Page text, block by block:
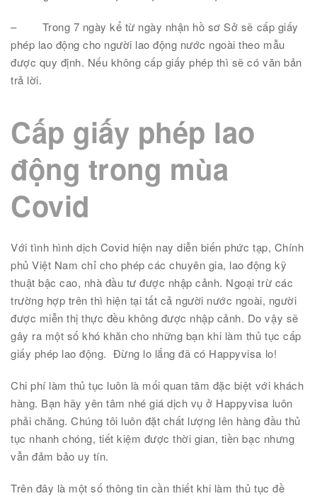
–
Trong 7 ngày kể từ ngày nhận hồ sơ Sở sẽ cấp giấy
phép lao động cho người lao động nước ngoài theo mẫu
được quy định. Nếu không cấp giấy phép thì sẽ có văn bản
trả lời.
Cấp giấy phép lao
động trong mùa
Covid
Với tình hình dịch Covid hiện nay diễn biến phức tạp, Chính
phủ Việt Nam chỉ cho phép các chuyên gia, lao động kỹ
thuật bậc cao, nhà đầu tư được nhập cảnh. Ngoại trừ các
trường hợp trên thì hiện tại tất cả người nước ngoài, người
được miễn thị thực đều không được nhập cảnh. Do vậy sẽ
gây ra một số khó khăn cho những bạn khi làm thủ tục cấp
giấy phép lao động. Đừng lo lắng đã có Happyvisa lo!
Chi phí làm thủ tục luôn là mối quan tâm đặc biệt với khách
hàng. Bạn hãy yên tâm nhé giá dịch vụ ở Happyvisa luôn
phải chăng. Chúng tôi luôn đặt chất lượng lên hàng đầu thủ
tục nhanh chóng, tiết kiệm được thời gian, tiền bạc nhưng
vẫn đảm bảo uy tín.
Trên đây là một số thông tin cần thiết khi làm thủ tục đề